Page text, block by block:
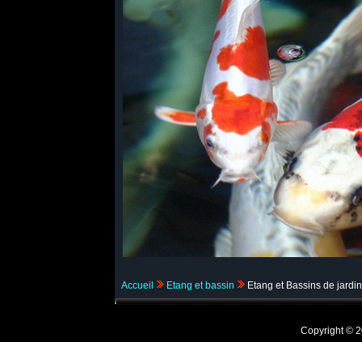
Accueil Etang et bassin Etang et Bassins de
Copyright ©